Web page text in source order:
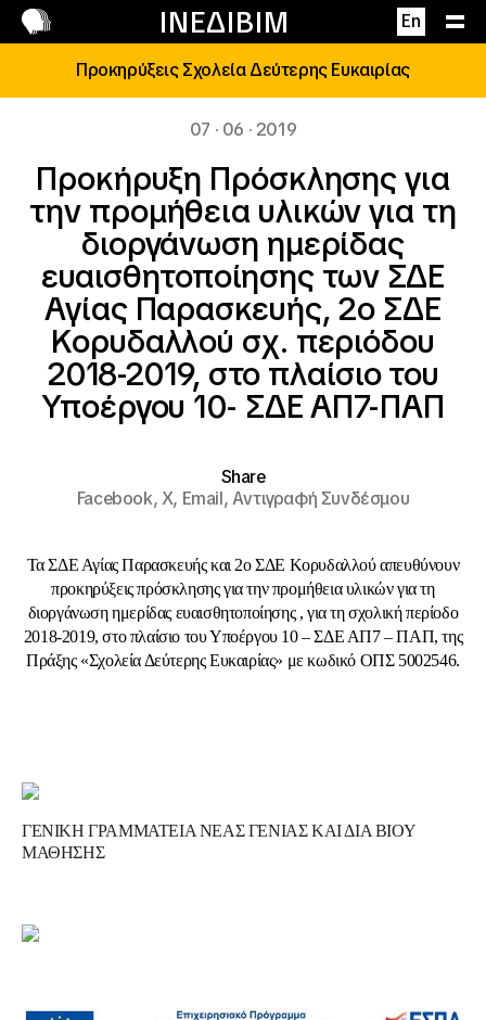
ΙΝΕΔΙΒΙΜ En
Επικοινωνία
Προκηρύξεις Σχολεία Δεύτερης Ευκαιρίας
07 · 06 · 2019
Προκήρυξη Πρόσκλησης για
την προμήθεια υλικών για τη
διοργάνωση ημερίδας
ευαισθητοποίησης των ΣΔΕ
Αγίας Παρασκευής, 2ο ΣΔΕ
Κορυδαλλού σχ. περιόδου
2018-2019, στο πλαίσιο του
Υποέργου 10- ΣΔΕ ΑΠ7-ΠΑΠ
Share
Facebook,X, Email,Αντιγραφή Συνδέσμου
Τα ΣΔΕ Αγίας Παρασκευής και 2ο ΣΔΕ Κορυδαλλού απευθύνουν
προκηρύξεις πρόσκλησης για την προμήθεια υλικών για τη
διοργάνωση ημερίδας ευαισθητοποίησης , για τη σχολική περίοδο
2018-2019, στο πλαίσιο του Υποέργου 10 – ΣΔΕ ΑΠ7 – ΠΑΠ, της
Πράξης «Σχολεία Δεύτερης Ευκαιρίας» με κωδικό ΟΠΣ 5002546.
ΓΕΝΙΚΗ ΓΡΑΜΜΑΤΕΙΑ ΝΕΑΣ ΓΕΝΙΑΣ ΚΑΙ ΔΙΑ ΒΙΟΥ
ΜΑΘΗΣΗΣ